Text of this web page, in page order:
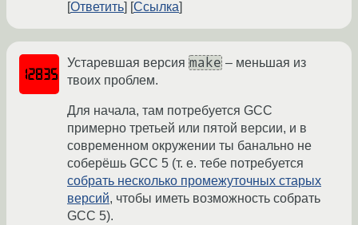
Ответить
Ссылка
Устаревшая версия make – меньшая из
твоих проблем.
Для начала, там потребуется GCC
примерно третьей или пятой версии, и в
современном окружении ты банально не
соберёшь GCC 5 (т. е. тебе потребуется
собрать несколько промежуточных старых
версий, чтобы иметь возможность собрать
GCC 5).